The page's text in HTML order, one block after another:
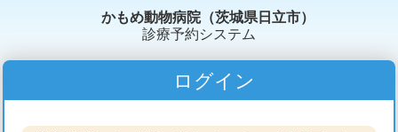
かもめ動物病院（茨城県日立市）
診療予約システム
ログイン